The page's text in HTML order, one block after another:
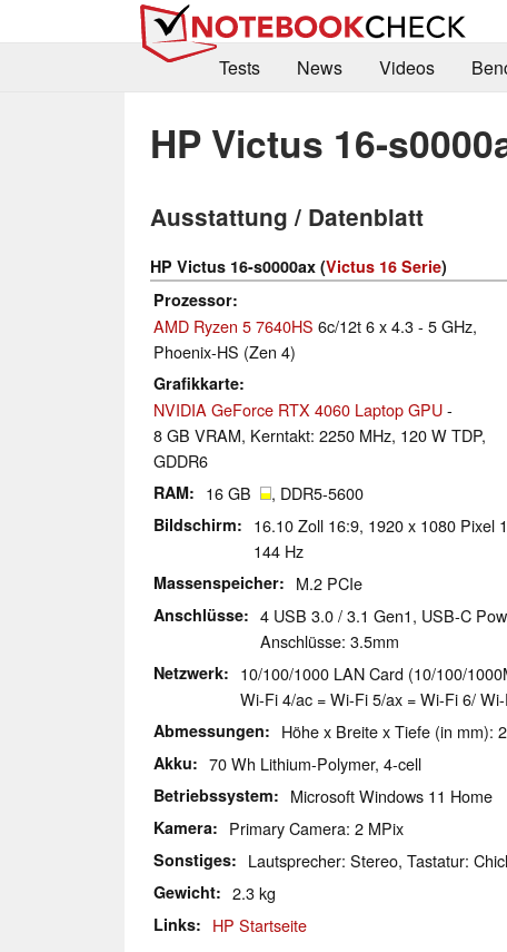
Tests
News Videos
HP Victus 16-
Ausstattung / Datenblatt
HP Victus 16-s0000ax (Victus 16 Serie)
Prozessor
AMD Ryzen 5 7640HS 6c/12t 6 x 4.3 - 5 GHz,
Phoenix-HS (Zen 4)
Grafikkarte
NVIDIA GeForce RTX 4060 Laptop GPU-
8 GB VRAM, Kerntakt: 2250 MHz, 120 W TDP,
GDDR6
RAM 16 GB , DDR5-5600
Bildschirm
16.10 Zoll 16:9, 1920 x 1080 Pixel
144 Hz
Massenspeicher M.2 PCIe
Anschlüsse
4 USB 3.0 / 3.1 Gen1, USB-C
Anschlüsse: 3.5mm
Netzwerk
10/100/1000 LAN Card (10/100/
Wi-Fi 4/ac = Wi-Fi 5/ax = Wi-Fi 6/
Abmessungen Höhe x Breite x Tiefe (in mm):
Akku 70 Wh Lithium-Polymer, 4-cell
Betriebssystem Microsoft Windows 11 Home
Kamera Primary Camera: 2 MPix
Sonstiges Lautsprecher: Stereo, Tastatur:
Gewicht 2.3 kg
Links HP Startseite